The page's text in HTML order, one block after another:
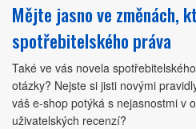
Mějte jasno ve změnách,
spotřebitelského práva
Také ve vás novela
otázky? Nejste si jisti novými
váš e-shop potýká s nejasnostmi v
uživatelských recenzí?